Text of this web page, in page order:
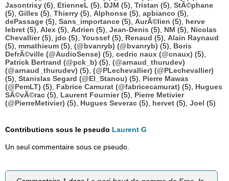
Jasontrisy (6), EtienneL (5), DJM (5), Tristan (5), StÃ©phane
(5), Gilles (5), Thierry (5), Alphonse (5), apbianco (5),
dePassage (5), Sans_importance (5), AurÃ©lien (5), herve
lebret (5), Alex (5), Adrien (5), Jean-Denis (5), NM (5), Nicolas
Chevallier(5), jdo (5), Youssef (5), Renaud (5), Alain Raynaud
(5), mmathieum (5), (@bvanryb) (@bvanryb) (5), Boris
DefrÃ©ville (@AudioSense) (5), cedric naux (@cnaux) (5),
Patrick Bertrand (@pck_b) (5), (@arnaud_thurudev)
(@arnaud_thurudev) (5), (@PLechevallier) (@PLechevallier)
(5), Stanislas Segard (@El_Stanou) (5), Pierre Mawas
(@PemLT) (5), Fabrice Camurat (@fabricecamurat) (5), Hugues
SÃ©vÃ©rac (5), Laurent Fournier(5), Pierre Metivier
(@PierreMetivier) (5), Hugues Severac (5), hervet (5), Joel (5)
Contributions sous le pseudo Laurent G
Un seul commentaire sous ce pseudo.